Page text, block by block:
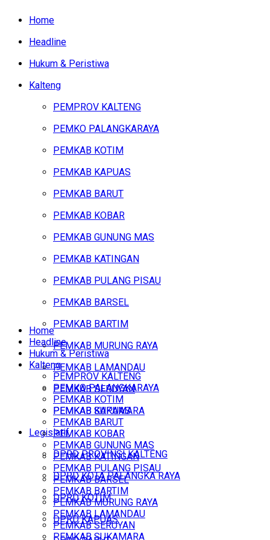
Home
Headline
Hukum & Peristiwa
Kalteng
PEMPROV KALTENG
PEMKO PALANGKARAYA
PEMKAB KOTIM
PEMKAB KAPUAS
PEMKAB BARUT
PEMKAB KOBAR
PEMKAB GUNUNG MAS
PEMKAB KATINGAN
PEMKAB PULANG PISAU
PEMKAB BARSEL
PEMKAB BARTIM
PEMKAB MURUNG RAYA
PEMKAB LAMANDAU
PEMKAB SERUYAN
PEMKAB SUKAMARA
Legislatif
DPRD PROVINSI KALTENG
DPRD KOTA PALANGKA RAYA
DPRD KOTIM
DPRD KAPUAS
Home
Headline
Hukum & Peristiwa
Kalteng
PEMPROV KALTENG
PEMKO PALANGKARAYA
PEMKAB KOTIM
PEMKAB KAPUAS
PEMKAB BARUT
PEMKAB KOBAR
PEMKAB GUNUNG MAS
PEMKAB KATINGAN
PEMKAB PULANG PISAU
PEMKAB BARSEL
PEMKAB BARTIM
PEMKAB MURUNG RAYA
PEMKAB LAMANDAU
PEMKAB SERUYAN
PEMKAB SUKAMARA